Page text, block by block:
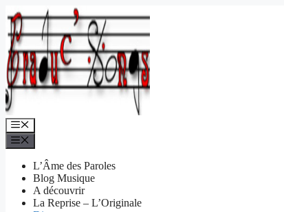
Aller
au
contenu
Menu
L’Âme des Paroles
Blog Musique
A découvrir
La Reprise – L’Originale